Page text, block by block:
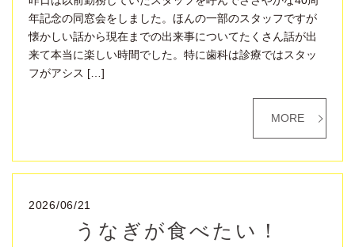
年記念の同窓会をしました。ほんの一部のスタッフですが
懐かしい話から現在までの出来事についてたくさん話が出
来て本当に楽しい時間でした。特に歯科は診療ではスタッ
フがアシス […]
MORE
2026/06/21
うなぎが食べたい！